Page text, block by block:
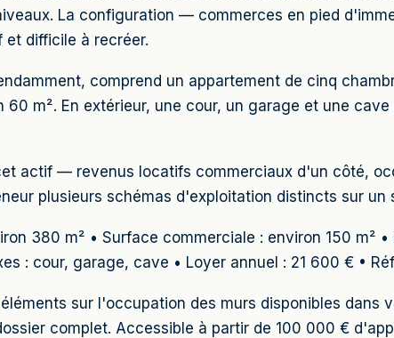
La configuration — commerces en pied
difficile à recréer.
comprend un appartement de cinq
m². En extérieur, une cour, un garage et une
actif — revenus locatifs commerciaux d'un côté,
plusieurs schémas d'exploitation distincts sur un
380 m² • Surface commerciale : environ 150 m²
: cour, garage, cave • Loyer annuel : 21 600 € •
sur l'occupation des murs disponibles dans
complet. Accessible à partir de 100 000 €